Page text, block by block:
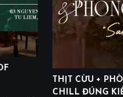
THỊT CỪU +
CHILL ĐÚNG